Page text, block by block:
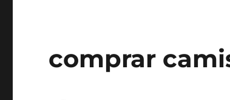
comprar